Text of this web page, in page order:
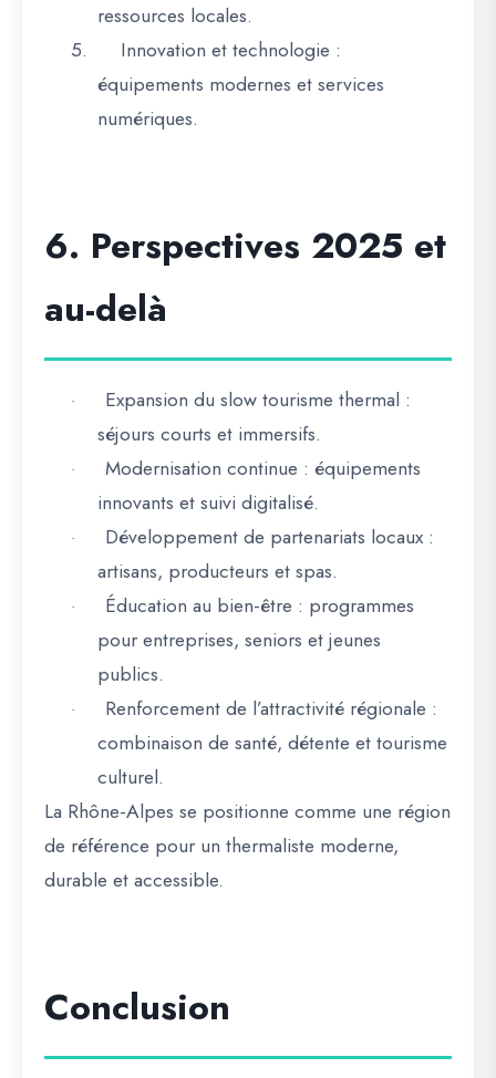
ressources locales.
5.
Innovation et technologie :
équipements modernes et services
numériques.
6. Perspectives 2025 et
au-delà
· Expansion du slow tourisme thermal :
séjours courts et immersifs.
· Modernisation continue : équipements
innovants et suivi digitalisé.
· Développement de partenariats locaux :
artisans, producteurs et spas.
· Éducation au bien-être : programmes
pour entreprises, seniors et jeunes
publics.
· Renforcement de l’attractivité régionale :
combinaison de santé, détente et tourisme
culturel.
La Rhône-Alpes se positionne comme une région
de référence pour un thermaliste moderne,
durable et accessible.
Conclusion